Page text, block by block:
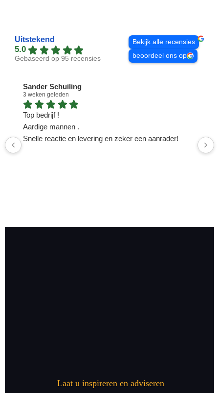
Uitstekend
5.0
Gebaseerd op 95 recensies
Bekijk alle recensies
beoordeel ons op
Sander Schuiling
3 weken geleden
Top bedrijf !
Aardige mannen .
Snelle reactie en levering en zeker een aanrader!
Laat u inspireren en adviseren